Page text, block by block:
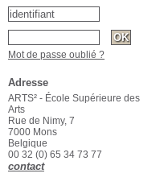
Mot de passe oublié ?
Adresse
ARTS² - École Supérieure des
Arts
Rue de Nimy, 7
7000 Mons
Belgique
00 32 (0) 65 34 73 77
contact